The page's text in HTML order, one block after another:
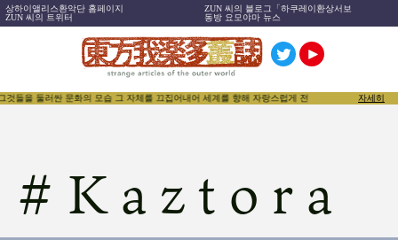
상하이앨리스환악단 홈페이지
ZUN 씨의 블로그「하쿠레이환상서보
ZUN 씨의 트위터
동방 요모야마 뉴스
을 둘러싼 문화의 모습 그 자체를 끄집어내어 세계를 향해 자랑스럽게 전함으로써, 동방Project
자세히
# Kaztora